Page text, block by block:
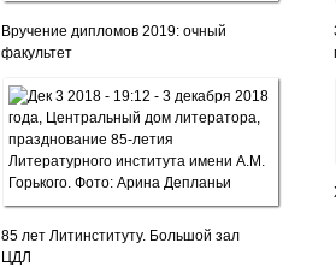
Вручение дипломов 2019: очный
факультет
85 лет Литинституту. Большой зал
ЦДЛ